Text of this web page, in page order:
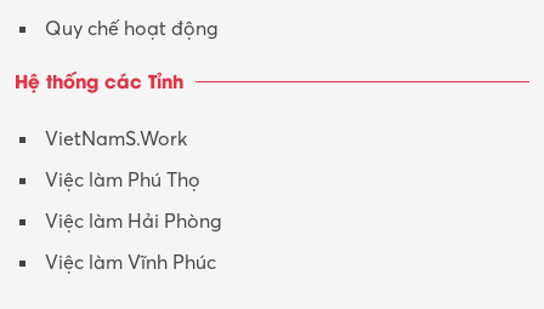
Quy chế hoạt động
Hệ thống các Tỉnh
VietNamS.Work
Việc làm Phú Thọ
Việc làm Hải Phòng
Việc làm Vĩnh Phúc